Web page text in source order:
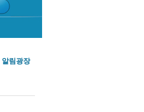
알림광장